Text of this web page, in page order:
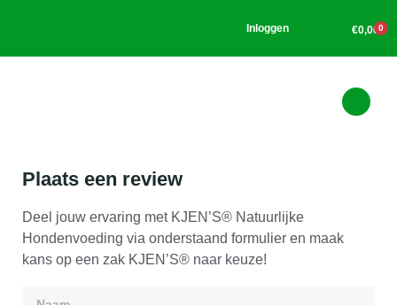
Inloggen €0,000
Plaats een review
Deel jouw ervaring met KJEN’S® Natuurlijke
Hondenvoeding via onderstaand formulier en maak
kans op een zak KJEN’S® naar keuze!